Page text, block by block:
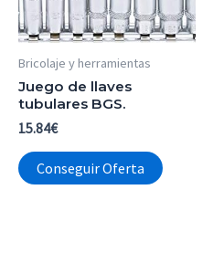
Bricolaje y herramientas
Juego de llaves
tubulares BGS.
15.84€
Conseguir Oferta